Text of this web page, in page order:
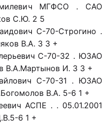
МГФСО . САО
С.Ю. 2 5
С-70-Строгино .
В.А. 3 3 +
С-70-32 . ЮЗАО
В.А.Мартынов И. 3 3 +
С-70-31 . ЮЗАО
В.А. 5-6 1 +
АСПЕ . . 05.01.2001
6 1 +